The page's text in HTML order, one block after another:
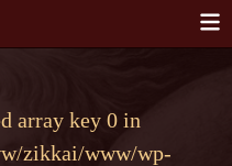
array key 0 in
zikkai/www/wp-